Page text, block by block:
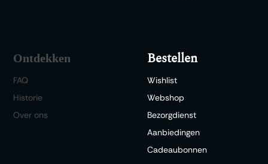
Ontdekken
FAQ
Historie
Over ons
Bestellen
Wishlist
Webshop
Bezorgdienst
Aanbiedingen
Cadeaubonnen